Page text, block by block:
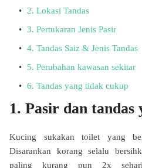
2. Lokasi Tandas
3. Pertukaran Jenis Pasir
4. Tandas Saiz & Jenis Tandas
5. Perubahan kawasan sekitar
6. Tandas yang tidak cukup
1. Pasir dan tandas
Kucing sukakan toilet yang
Disarankan korang selalu
paling kurang pun 2x